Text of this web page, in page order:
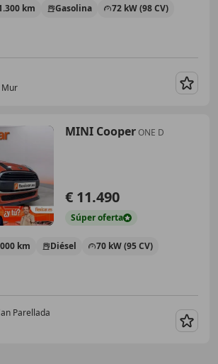
km Gasolina 72 kW (98 CV)
Mur
MINI CooperONE D
€ 11.490
Súperoferta
km Diésel 70 kW (95 CV)
Parellada